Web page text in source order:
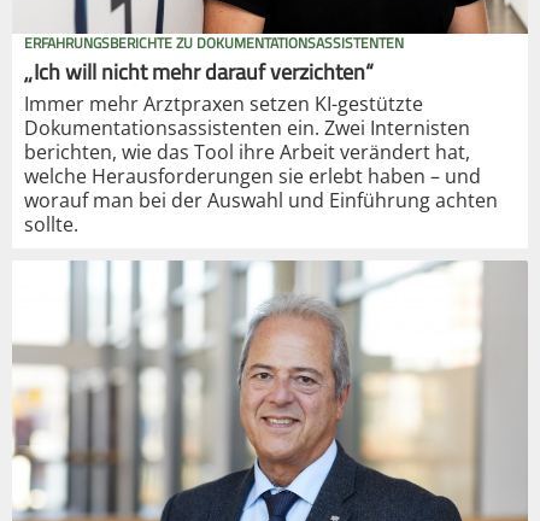
ERFAHRUNGSBERICHTE ZU DOKUMENTATIONSASSISTENTEN
„Ich will nicht mehr darauf verzichten“
Immer mehr Arztpraxen setzen KI-gestützte
Dokumentationsassistenten ein. Zwei Internisten
berichten, wie das Tool ihre Arbeit verändert hat,
welche Herausforderungen sie erlebt haben – und
worauf man bei der Auswahl und Einführung achten
sollte.